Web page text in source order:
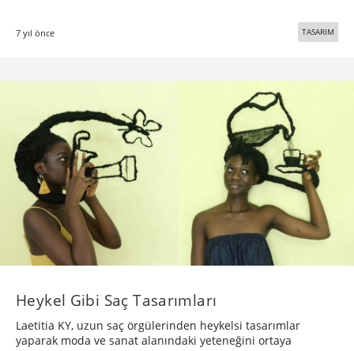
7 yıl önce TASARIM
Heykel Gibi Saç Tasarımları
Laetitia KY, uzun saç örgülerinden heykelsi tasarımlar
yaparak moda ve sanat alanındaki yeteneğini ortaya